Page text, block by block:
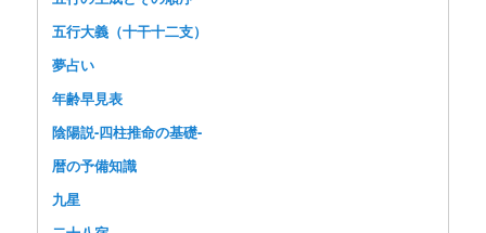
五行大義（十干十二支）
夢占い
年齢早見表
陰陽説-四柱推命の基礎-
暦の予備知識
九星